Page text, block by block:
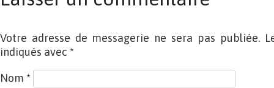
Votre adresse de messagerie ne sera pas publiée.
indiqués avec *
Nom *